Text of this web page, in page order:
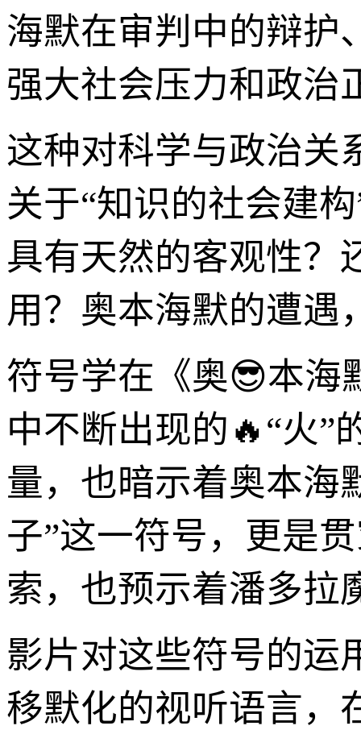
海默在审判中的辩护
强大社会压力和政治
这种对科学与政治关
关于“知识的社会建
具有天然的客观性？
用？奥本海默的遭遇
符号学在《奥😎本海
中不断出现的🔥“火”
量，也暗示着奥本海
子”这一符号，更是
索，也预示着潘多拉
影片对这些符号的运
移默化的视听语言，